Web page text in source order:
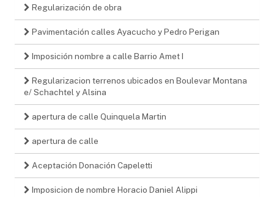
Regularización de obra
Pavimentación calles Ayacucho y Pedro Perigan
Imposición nombre a calle Barrio Amet I
Regularizacion terrenos ubicados en Boulevar Montana
e/ Schachtel y Alsina
apertura de calle Quinquela Martin
apertura de calle
Aceptación Donación Capeletti
Imposicion de nombre Horacio Daniel Alippi